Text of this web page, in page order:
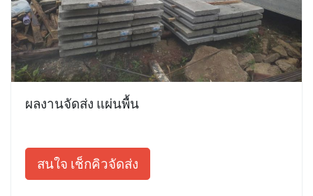
ผลงานจัดส่ง แผ่นพื้น
สนใจ เช็กคิวจัดส่ง